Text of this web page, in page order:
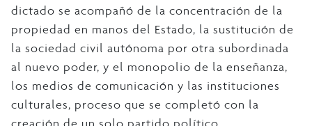
dictado se acompañó de la concentración de la
propiedad en manos del Estado, la sustitución de
la sociedad civil autónoma por otra subordinada
al nuevo poder, y el monopolio de la enseñanza,
los medios de comunicación y las instituciones
culturales, proceso que se completó con la